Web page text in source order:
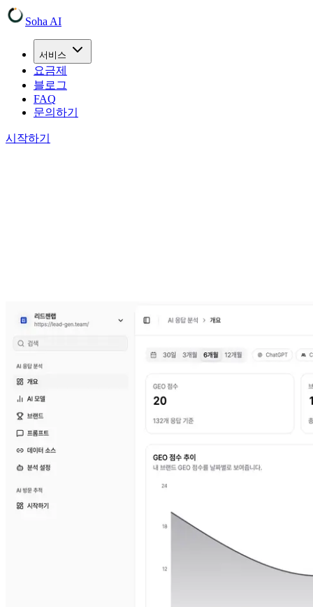
Soha AI
서비스
요금제
블로그
FAQ
문의하기
시작하기